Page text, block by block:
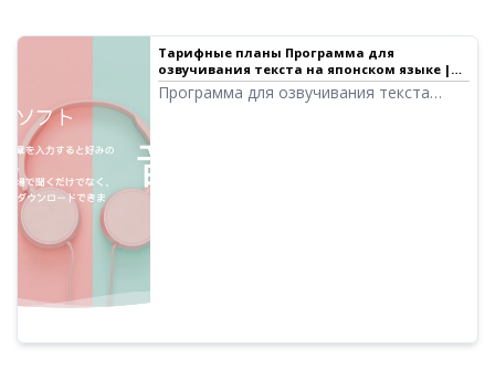
Тарифные планы Программа для
озвучивания текста на японском языке |
Ondoku
Программа для озвучивания текста